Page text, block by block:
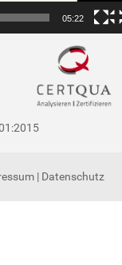
05:22
| Datenschutz